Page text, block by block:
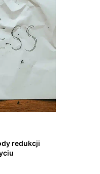
redukcji